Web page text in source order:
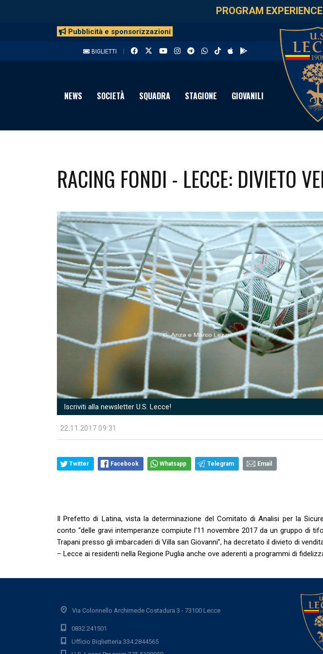
PROGRAM EXPERIENCE
Pubblicità e sponsorizzazioni
BIGLIETTI
NEWS SOCIETÀ SQUADRA STAGIONE GIOVANILI
RACING FONDI - LECCE: DIVIETO
Iscriviti alla newsletter U.S. Lecce!
22.11.2017 09:31
Twitter Facebook Whatsapp Telegram Email
Il Prefetto di Latina, vista la determinazione del Comitato di Analisi per la
conto “delle gravi intemperanze compiute l’11 novembre 2017 da un gruppo di
Trapani presso gli imbarcaderi di Villa san Giovanni”, ha decretato il divieto di
– Lecce ai residenti nella Regione Puglia anche ove aderenti a programmi di
Via Colonnello Archimede Costadura 3 - 73100 Lecce
0832.241501
Ufficio Biglietteria 334.2844565